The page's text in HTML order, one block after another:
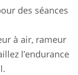
des séances
à air, rameur
l’endurance